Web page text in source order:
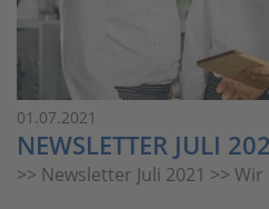
01.07.2021
NEWSLETTER JULI
>> Newsletter Juli 2021 >>